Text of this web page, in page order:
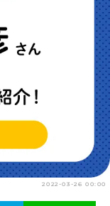
画一覧
2022-03-26 00:00